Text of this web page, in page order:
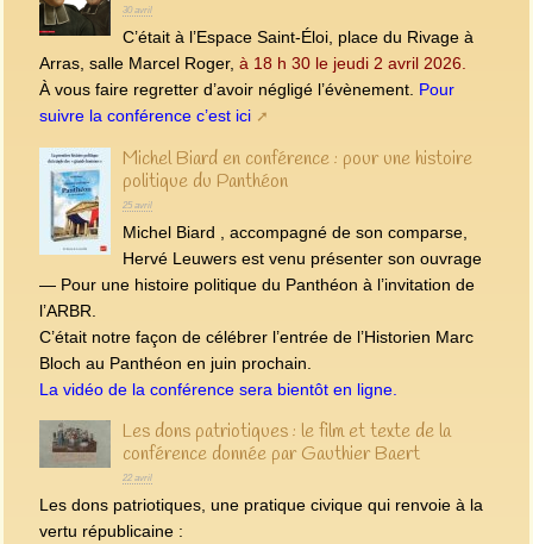
30 avril
C’était à l’Espace Saint-Éloi, place du Rivage à
Arras, salle Marcel Roger, à 18 h 30 le jeudi 2 avril 2026.
À vous faire regretter d’avoir négligé l’évènement. Pour
suivre la conférence c’est ici
Michel Biard en conférence : pour une histoire
politique du Panthéon
25 avril
Michel Biard , accompagné de son comparse,
Hervé Leuwers est venu présenter son ouvrage
— Pour une histoire politique du Panthéon à l’invitation de
l’ARBR.
C’était notre façon de célébrer l’entrée de l’Historien Marc
Bloch au Panthéon en juin prochain.
La vidéo de la conférence sera bientôt en ligne.
Les dons patriotiques : le film et texte de la
conférence donnée par Gauthier Baert
22 avril
Les dons patriotiques, une pratique civique qui renvoie à la
vertu républicaine :